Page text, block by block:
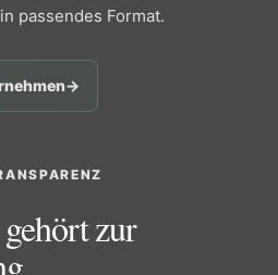
passendes Format.
→
zur